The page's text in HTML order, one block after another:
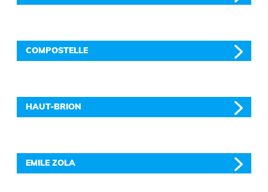
COMPOSTELLE
HAUT-BRION
EMILE ZOLA